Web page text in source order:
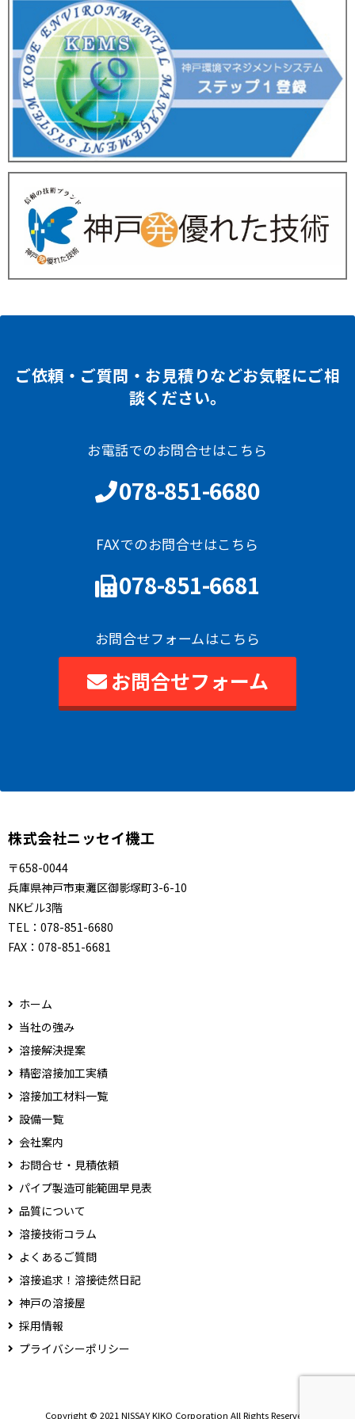
ご依頼・ご質問・お見積りなどお気軽にご相
談ください。
お電話でのお問合せはこちら
078-851-6680
FAXでのお問合せはこちら
078-851-6681
お問合せフォームはこちら
お問合せフォーム
株式会社ニッセイ機工
〒658-0044
兵庫県神戸市東灘区御影塚町3-6-10
NKビル3階
TEL： 078-851-6680
FAX： 078-851-6681
ホーム
当社の強み
溶接解決提案
精密溶接加工実績
溶接加工材料一覧
設備一覧
会社案内
お問合せ・見積依頼
パイプ製造可能範囲早見表
品質について
溶接技術コラム
よくあるご質問
溶接追求！溶接徒然日記
神戸の溶接屋
採用情報
プライバシーポリシー
Copyright © 2021 NISSAY KIKO Corporation All Rights Reserved.